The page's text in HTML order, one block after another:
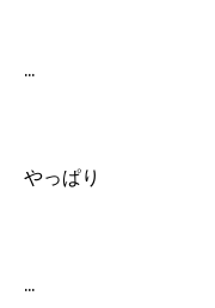
...
やっぱり
...